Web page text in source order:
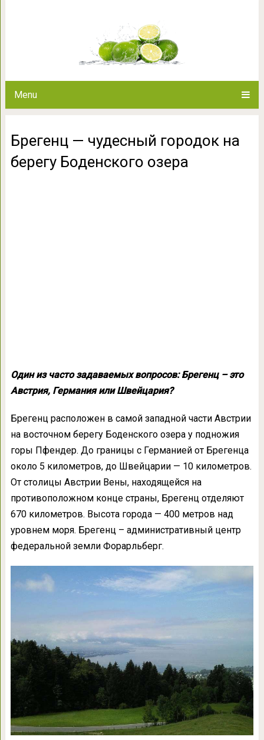
Menu
Брегенц — чудесный городок на
берегу Боденского озера
Один из часто задаваемых вопросов: Брегенц – это
Австрия, Германия или Швейцария?
Брегенц расположен в самой западной части Австрии
на восточном берегу Боденского озера у подножия
горы Пфендер. До границы с Германией от Брегенца
около 5 километров, до Швейцарии — 10 километров.
От столицы Австрии Вены, находящейся на
противоположном конце страны, Брегенц отделяют
670 километров. Высота города — 400 метров над
уровнем моря. Брегенц – административный центр
федеральной земли Форарльберг.